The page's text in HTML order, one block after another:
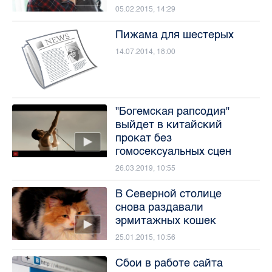
05.02.2015, 14:29
Пижама для шестерых
14.07.2014, 18:00
"Богемская рапсодия"
выйдет в китайский
прокат без
гомосексуальных сцен
26.03.2019, 10:55
В Северной столице
снова раздавали
эрмитажных кошек
25.01.2015, 10:56
Сбои в работе сайта